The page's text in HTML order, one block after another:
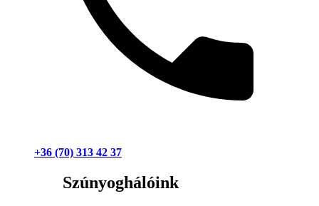
+36 (70) 313 42 37
Szúnyoghálóink